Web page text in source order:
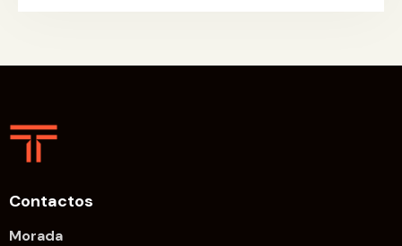
Contactos
Morada